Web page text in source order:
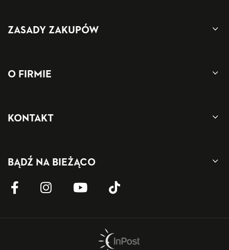
ZASADY ZAKUPÓW
O FIRMIE
KONTAKT
BĄDŹ NA BIEŻĄCO